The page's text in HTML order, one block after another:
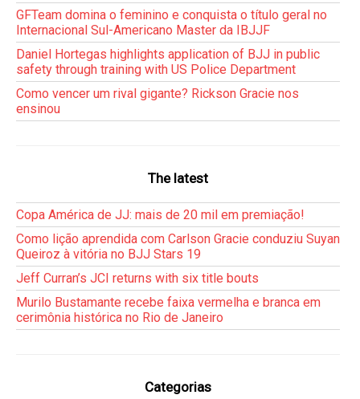
GFTeam domina o feminino e conquista o título geral no
Internacional Sul-Americano Master da IBJJF
Daniel Hortegas highlights application of BJJ in public
safety through training with US Police Department
Como vencer um rival gigante? Rickson Gracie nos
ensinou
The latest
Copa América de JJ: mais de 20 mil em premiação!
Como lição aprendida com Carlson Gracie conduziu Suyan
Queiroz à vitória no BJJ Stars 19
Jeff Curran’s JCI returns with six title bouts
Murilo Bustamante recebe faixa vermelha e branca em
cerimônia histórica no Rio de Janeiro
Categorias